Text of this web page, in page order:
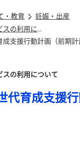
・教育
妊娠・出産
教育・保育サービスの利用について
支援行動計画（前期計
の利用について
代育成支援